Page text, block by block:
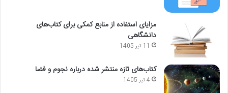
مزایای استفاده از منابع کمکی برای کتاب‌های
دانشگاهی
11 تیر 1405
کتاب‌های تازه منتشر شده درباره نجوم و فضا
4 تیر 1405